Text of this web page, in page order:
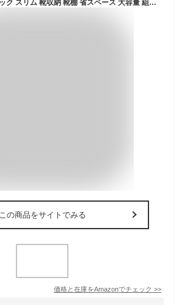
APICIZON シューズラック スリム 靴収納 靴棚 省スペース 大容量 組み立て式 靴置き コンパクト 分割可能 取っ手付き 狭い 玄関 廊下 クローゼット アパート用 靴箱 下駄箱 靴入れ(ブラック・10段・30x30x175cm)
この商品をサイトでみる
価格と在庫をAmazonでチェック >>